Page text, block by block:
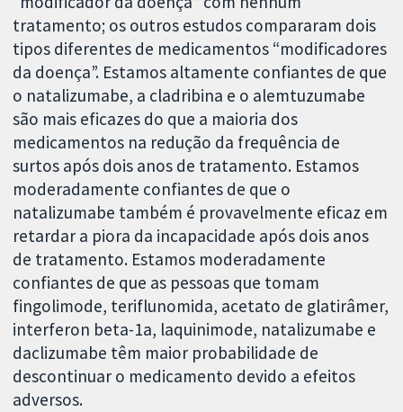
tratamento; os outros estudos compararam dois
tipos diferentes de medicamentos “modificadores
da doença”. Estamos altamente confiantes de que
o natalizumabe, a cladribina e o alemtuzumabe
são mais eficazes do que a maioria dos
medicamentos na redução da frequência de
surtos após dois anos de tratamento. Estamos
moderadamente confiantes de que o
natalizumabe também é provavelmente eficaz em
retardar a piora da incapacidade após dois anos
de tratamento. Estamos moderadamente
confiantes de que as pessoas que tomam
fingolimode, teriflunomida, acetato de glatirâmer,
interferon beta-1a, laquinimode, natalizumabe e
daclizumabe têm maior probabilidade de
descontinuar o medicamento devido a efeitos
adversos.